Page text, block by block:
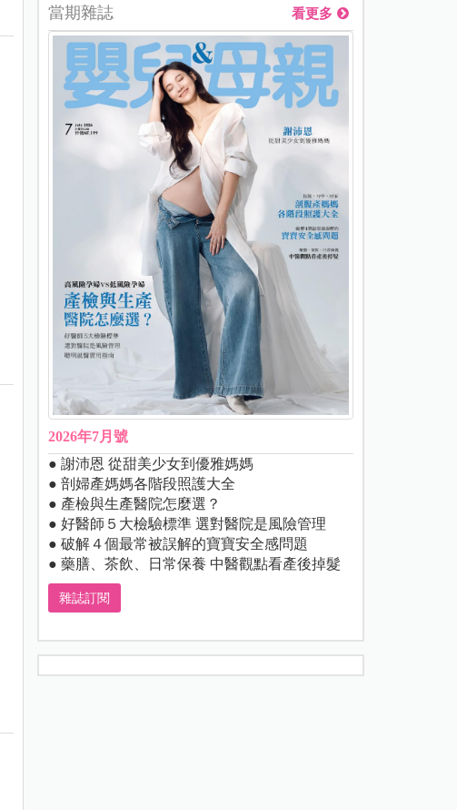
當期雜誌 看更多
2026年7月號
● 謝沛恩 從甜美少女到優雅媽媽
● 剖婦產媽媽各階段照護大全
● 產檢與生產醫院怎麼選？
● 好醫師５大檢驗標準 選對醫院是風險管理
● 破解４個最常被誤解的寶寶安全感問題
● 藥膳、茶飲、日常保養 中醫觀點看產後掉髮
雜誌訂閱